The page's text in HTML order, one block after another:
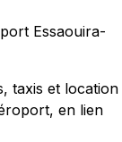
Essaouira-
taxis et location
en lien